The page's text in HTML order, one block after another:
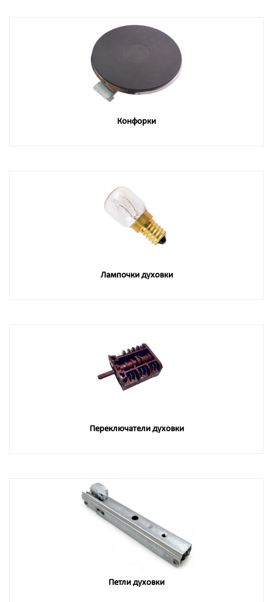
Конфорки
Лампочки духовки
Переключатели духовки
Петли духовки